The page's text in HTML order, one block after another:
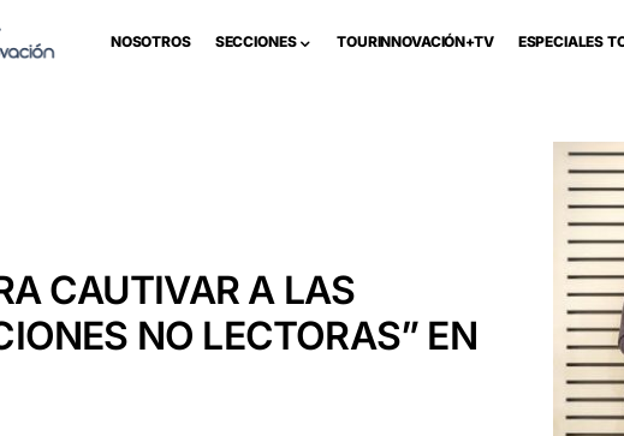
NOSOTROS SECCIONES TOURINNOVACIÓN+TV ESPECIALES
CAUTIVAR A LAS
NO LECTORAS” EN